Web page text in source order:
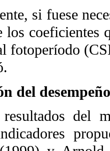
si fuese
los coeficientes
fotoperíodo
del
del